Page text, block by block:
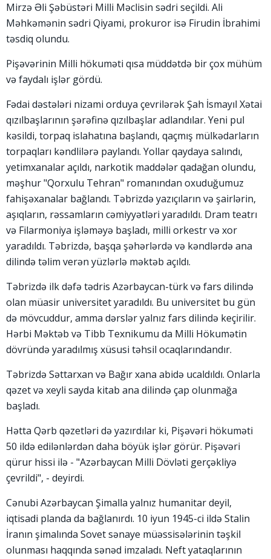
Mirzə Əli Şəbüstəri Milli Məclisin sədri seçildi. Ali
Məhkəmənin sədri Qiyami, prokuror isə Firudin İbrahimi
təsdiq olundu.
Pişəvərinin Milli hökuməti qısa müddətdə bir çox mühüm
və faydalı işlər gördü.
Fədai dəstələri nizami orduya çevrilərək Şah İsmayıl Xətai
qızılbaşlarının şərəfinə qızılbaşlar adlandılar. Yeni pul
kəsildi, torpaq islahatına başlandı, qaçmış mülkədarların
torpaqları kəndlilərə paylandı. Yollar qaydaya salındı,
yetimxanalar açıldı, narkotik maddələr qadağan olundu,
məşhur "Qorxulu Tehran" romanından oxuduğumuz
fahişəxanalar bağlandı. Təbrizdə yazıçıların və şairlərin,
aşıqların, rəssamların cəmiyyətləri yaradıldı. Dram teatrı
və Filarmoniya işləməyə başladı, milli orkestr və xor
yaradıldı. Təbrizdə, başqa şəhərlərdə və kəndlərdə ana
dilində təlim verən yüzlərlə məktəb açıldı.
Təbrizdə ilk dəfə tədris Azərbaycan-türk və fars dilində
olan müasir universitet yaradıldı. Bu universitet bu gün
də mövcuddur, amma dərslər yalnız fars dilində keçirilir.
Hərbi Məktəb və Tibb Texnikumu da Milli Hökumətin
dövründə yaradılmış xüsusi təhsil ocaqlarındandır.
Təbrizdə Səttarxan və Bağır xana abidə ucaldıldı. Onlarla
qəzet və xeyli sayda kitab ana dilində çap olunmağa
başladı.
Hətta Qərb qəzetləri də yazırdılar ki, Pişəvəri hökuməti
50 ildə edilənlərdən daha böyük işlər görür. Pişəvəri
qürur hissi ilə - "Azərbaycan Milli Dövləti gerçəkliyə
çevrildi", - deyirdi.
Cənubi Azərbaycan Şimalla yalnız humanitar deyil,
iqtisadi planda da bağlanırdı. 10 iyun 1945-ci ildə Stalin
İranın şimalında Sovet sənaye müəssisələrinin təşkil
olunması haqqında sənəd imzaladı. Neft yataqlarının